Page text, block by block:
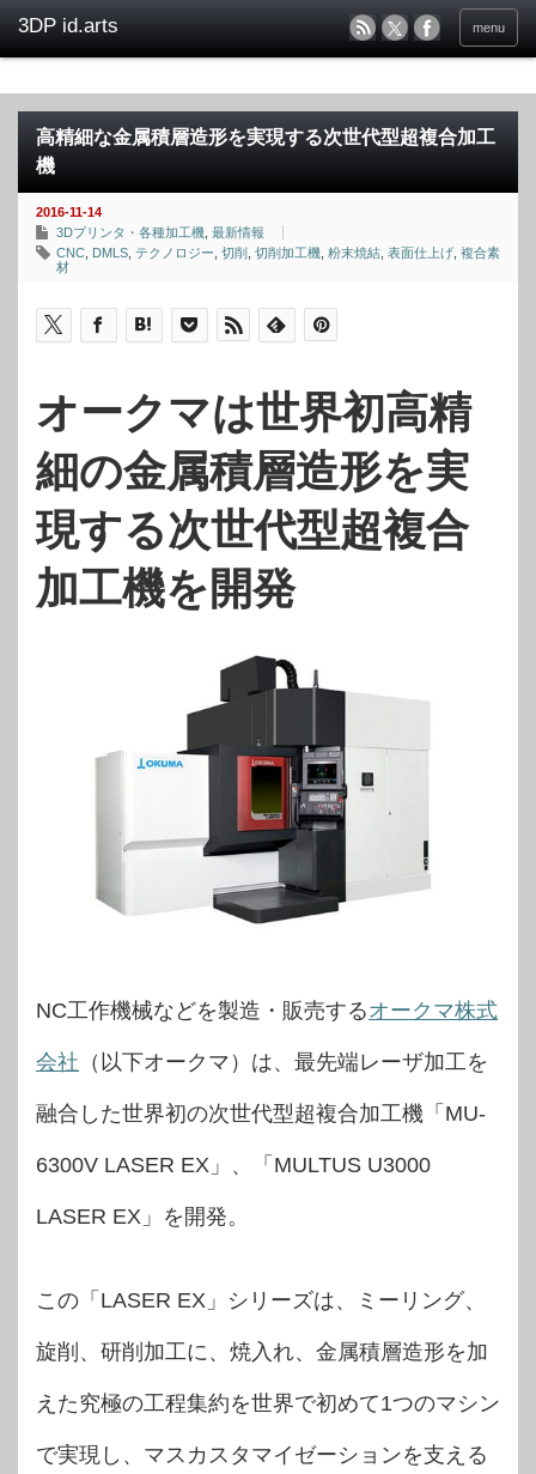
menu
高精細な金属積層造形を実現する次世代型超複合加工
機
2016-11-14
3Dプリンタ・各種加工機 最新情報
CNC DMLS テクノロジー 切削 切削加工機 粉末焼結 表面仕上げ 複合素
材
オークマは世界初高精
細の金属積層造形を実
現する次世代型超複合
加工機を開発
NC工作機械などを製造・販売するオークマ株式
会社 （以下オークマ）は、最先端レーザ加工を
融合した世界初の次世代型超複合加工機「MU-
6300V LASER EX」、「MULTUS U3000
LASER EX」を開発。
この「LASER EX」シリーズは、ミーリング、
旋削、研削加工に、焼入れ、金属積層造形を加
えた究極の工程集約を世界で初めて1つのマシン
で実現し、マスカスタマイゼーションを支える